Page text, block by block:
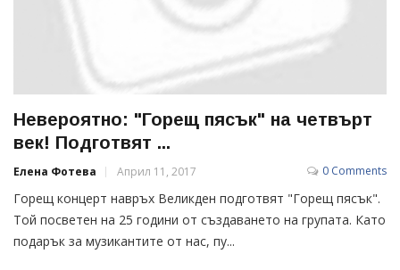
Невероятно: "Горещ пясък" на четвърт
век! Подготвят ...
Елена Фотева Април 11, 2017 0 Comments
Горещ концерт навръх Великден подготвят "Горещ пясък".
Той посветен на 25 години от създаването на групата. Като
подарък за музикантите от нас, пу...